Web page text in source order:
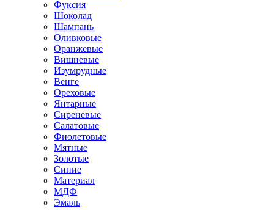
Фуксия
Шоколад
Шампань
Оливковые
Оранжевые
Вишневые
Изумрудные
Венге
Ореховые
Янтарные
Сиреневые
Салатовые
Фиолетовые
Мятные
Золотые
Синие
Материал
МДФ
Эмаль